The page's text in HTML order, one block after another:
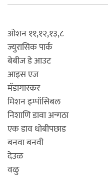
ओशन ११,१२,१३,८
ज्युरासिक पार्क
बेबीज डे आउट
आइस एज
मॅडागास्कर
मिशन इम्पॉसिबल
निशाणि डावा अन्गठा
एक डाव धोबीपछाड
बनवा बनवी
देउळ
वळु